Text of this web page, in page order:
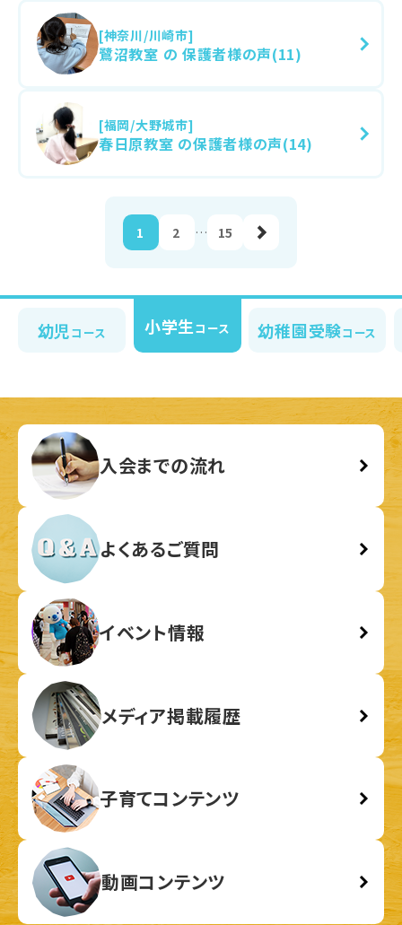
[神奈川/川崎市]
鷺沼教室 の 保護者様の声(11)
[福岡/大野城市]
春日原教室 の保護者様の声(14)
1 2 … 15
幼児コース 小学生コース 幼稚園受験コース
入会までの流れ
よくあるご質問
イベント情報
メディア掲載履歴
子育てコンテンツ
動画コンテンツ